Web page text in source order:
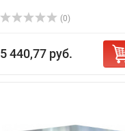
(0)
5 440,77 руб.